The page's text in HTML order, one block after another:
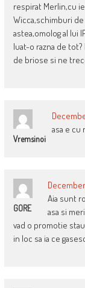
respirat Merlin,cu
Wicca,schimburi
astea,omolog al lui
luat-o razna de tot?
de briose si ne
Vremsinoi
asa e cu
GORE
December
Aia sunt
asa si
vad o promotie
in loc sa ia ce